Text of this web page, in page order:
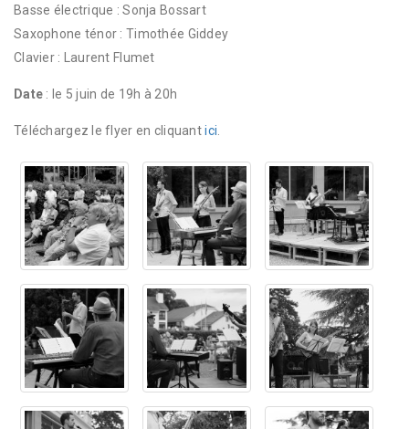
Basse électrique : Sonja Bossart
Saxophone ténor : Timothée Giddey
Clavier : Laurent Flumet
Date : le 5 juin de 19h à 20h
Téléchargez le flyer en cliquantici